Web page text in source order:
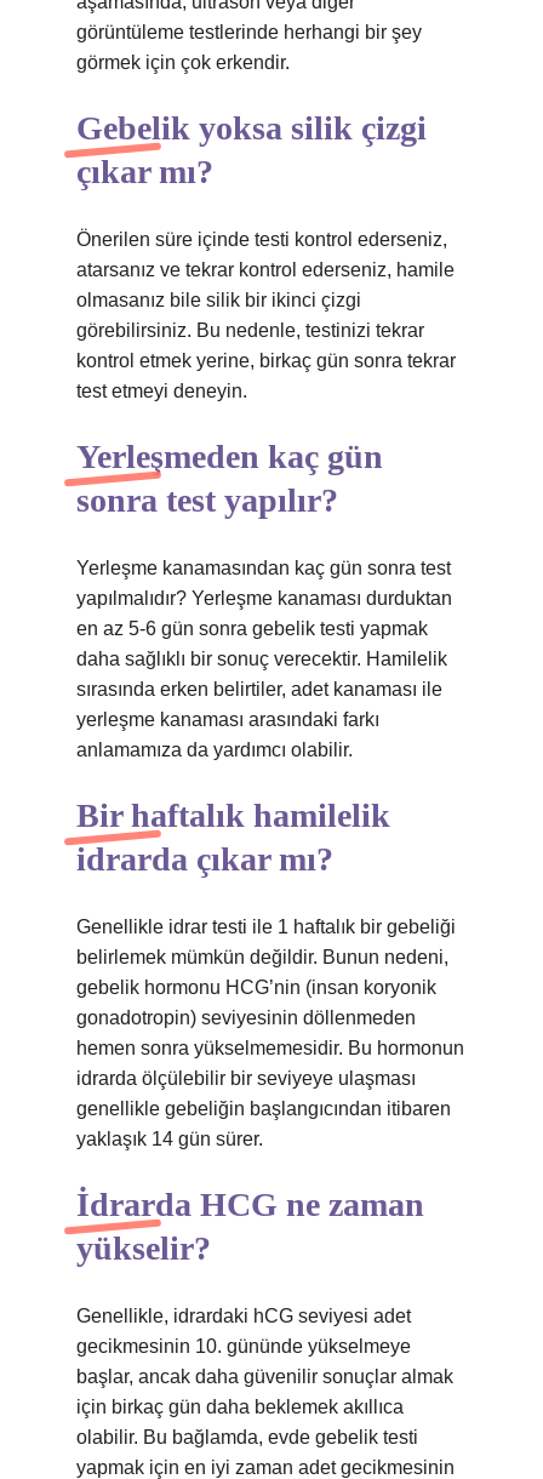
görüntüleme testlerinde herhangi bir şey
görmek için çok erkendir.
Gebelik yoksa silik çizgi
çıkar mı?
Önerilen süre içinde testi kontrol ederseniz,
atarsanız ve tekrar kontrol ederseniz, hamile
olmasanız bile silik bir ikinci çizgi
görebilirsiniz. Bu nedenle, testinizi tekrar
kontrol etmek yerine, birkaç gün sonra tekrar
test etmeyi deneyin.
Yerleşmeden kaç gün
sonra test yapılır?
Yerleşme kanamasından kaç gün sonra test
yapılmalıdır? Yerleşme kanaması durduktan
en az 5-6 gün sonra gebelik testi yapmak
daha sağlıklı bir sonuç verecektir. Hamilelik
sırasında erken belirtiler, adet kanaması ile
yerleşme kanaması arasındaki farkı
anlamamıza da yardımcı olabilir.
Bir haftalık hamilelik
idrarda çıkar mı?
Genellikle idrar testi ile 1 haftalık bir gebeliği
belirlemek mümkün değildir. Bunun nedeni,
gebelik hormonu HCG’nin (insan koryonik
gonadotropin) seviyesinin döllenmeden
hemen sonra yükselmemesidir. Bu hormonun
idrarda ölçülebilir bir seviyeye ulaşması
genellikle gebeliğin başlangıcından itibaren
yaklaşık 14 gün sürer.
İdrarda HCG ne zaman
yükselir?
Genellikle, idrardaki hCG seviyesi adet
gecikmesinin 10. gününde yükselmeye
başlar, ancak daha güvenilir sonuçlar almak
için birkaç gün daha beklemek akıllıca
olabilir. Bu bağlamda, evde gebelik testi
yapmak için en iyi zaman adet gecikmesinin